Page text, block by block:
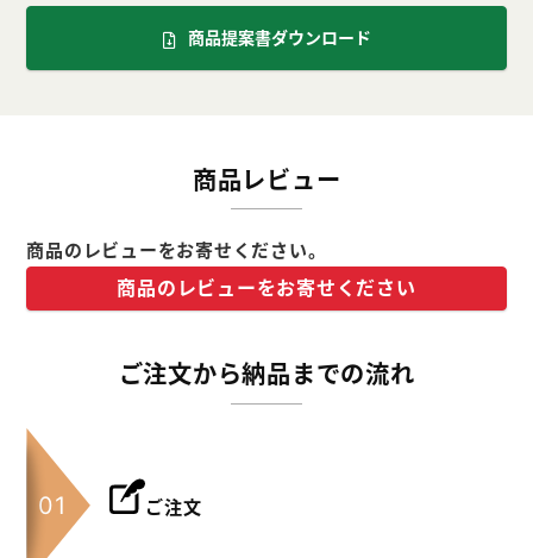
商品提案書ダウンロード
商品レビュー
商品のレビューをお寄せください。
商品のレビューをお寄せください
ご注文から納品までの流れ
ご注文